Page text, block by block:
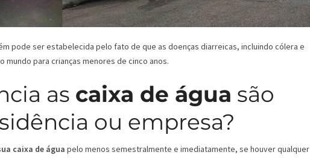
pode ser estabelecida pelo fato de que as doenças diarreicas, incluindo cólera e
para crianças menores de cinco anos.
as caixa de água são
ou empresa?
caixa de água pelo menos semestralmente e imediatamente, se houver qualquer